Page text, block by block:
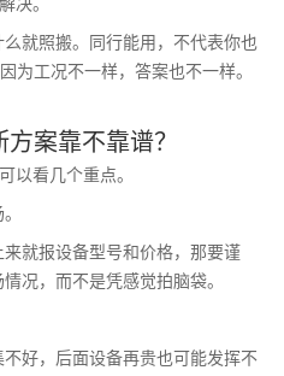
就照搬。同行能用，不代表你也
为工况不一样，答案也不一样。
案靠不靠谱？
以看几个重点。
就报设备型号和价格，那要谨
况，而不是凭感觉拍脑袋。
好，后面设备再贵也可能发挥不